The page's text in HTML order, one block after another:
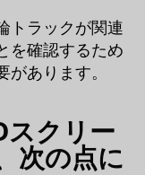
トラックが関連
を確認するため
あります。
スクリー
次の点に